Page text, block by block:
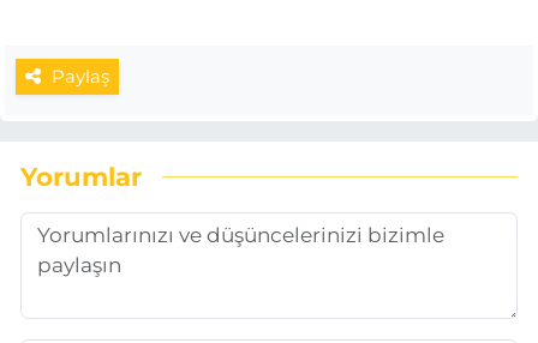
Paylaş
Yorumlar